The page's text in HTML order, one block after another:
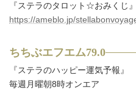
『ステラのタロット☆おみくじ
https://ameblo.jp/
ちちぶエフエム79.0
『ステラのハッピー運気予報』
毎週月曜朝8時オンエア